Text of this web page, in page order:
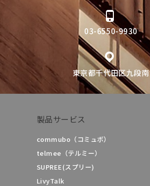
03-6550-9930
東京都千代田区九段南
製品サービス
commubo（コミュボ）
telmee（テルミー）
SUPREE(スプリー)
LivyTalk